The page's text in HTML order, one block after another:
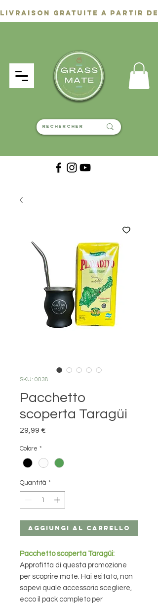
SKU: 0038
Pacchetto
scoperta Taragüi
29,99 €
Colore *
Quantità *
Aggiungi al carrello
Pacchetto scoperta Taragüi:
Approfitta di questa promozione
per scoprire mate. Hai esitato, non
sapevi quale accessorio scegliere,
ecco il pack completo per